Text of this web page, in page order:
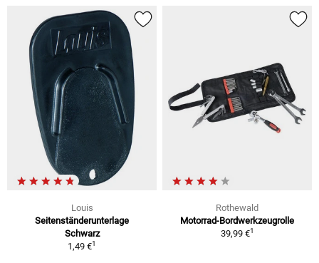
Louis
Seitenständerunterlage
Schwarz
1,49 €1
Rothewald
Motorrad-Bordwerkzeugrolle
39,99 €1